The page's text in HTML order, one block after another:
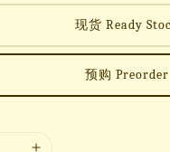
现货 Ready
预购 Preorder